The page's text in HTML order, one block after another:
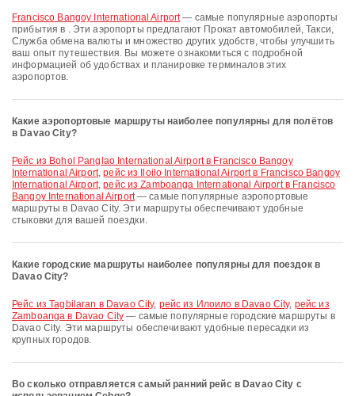
Francisco Bangoy International Airport— самые популярные аэропорты
прибытия в . Эти аэропорты предлагают Прокат автомобилей, Такси,
Служба обмена валюты и множество других удобств, чтобы улучшить
ваш опыт путешествия. Вы можете ознакомиться с подробной
информацией об удобствах и планировке терминалов этих
аэропортов.
Какие аэропортовые маршруты наиболее популярны для полётов
в Davao City?
рейс из Bohol Panglao International Airport в Francisco Bangoy
International Airport,рейс из Iloilo International Airport в Francisco Bangoy
International Airport,рейс из Zamboanga International Airport в Francisco
Bangoy International Airport— самые популярные аэропортовые
маршруты в Davao City. Эти маршруты обеспечивают удобные
стыковки для вашей поездки.
Какие городские маршруты наиболее популярны для поездок в
Davao City?
рейс из Tagbilaran в Davao City, рейс из Илоило в Davao City, рейс из
Zamboanga в Davao City — самые популярные городские маршруты в
Davao City. Эти маршруты обеспечивают удобные пересадки из
крупных городов.
Во сколько отправляется самый ранний рейс в Davao City с